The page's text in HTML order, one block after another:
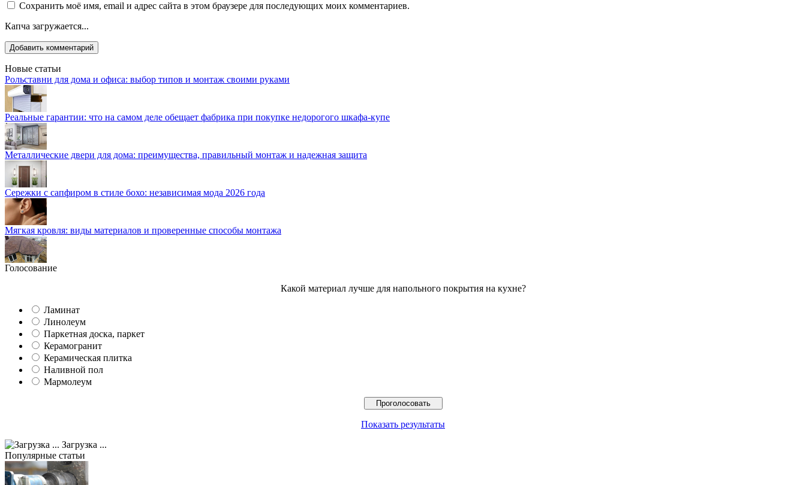
Сохранить моё имя, email и адрес сайта в этом браузере для последующих моих комментариев.
Капча загружается...
Новые статьи
Рольставни для дома и офиса: выбор типов и монтаж своими руками
Реальные гарантии: что на самом деле обещает фабрика при покупке недорогого шкафа-купе
Металлические двери для дома: преимущества, правильный монтаж и надежная защита
Сережки с сапфиром в стиле бохо: независимая мода 2026 года
Мягкая кровля: виды материалов и проверенные способы монтажа
Голосование
Какой материал лучше для напольного покрытия на кухне?
Ламинат
Линолеум
Паркетная доска, паркет
Керамогранит
Керамическая плитка
Наливной пол
Мармолеум
Показать результаты
Загрузка ...
Популярные статьи